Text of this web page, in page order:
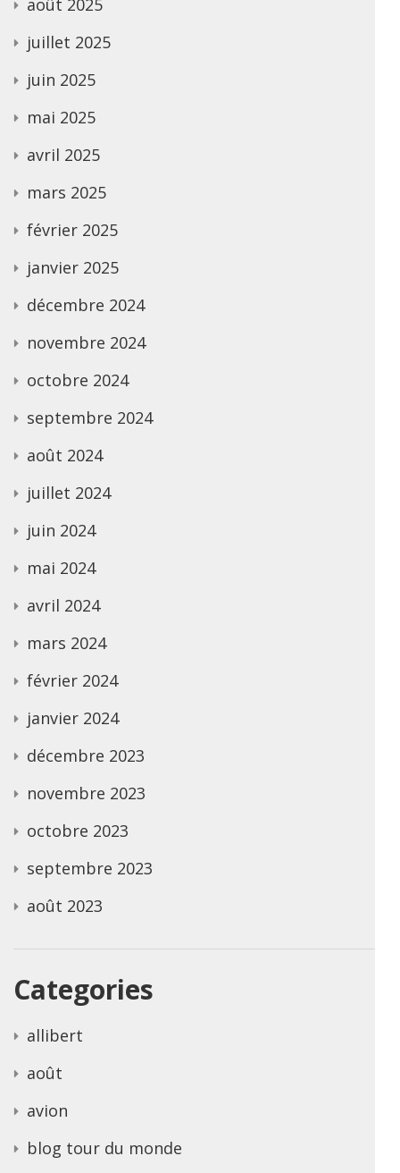
juillet 2025
juin 2025
mai 2025
avril 2025
mars 2025
février 2025
janvier 2025
décembre 2024
novembre 2024
octobre 2024
septembre 2024
août 2024
juillet 2024
juin 2024
mai 2024
avril 2024
mars 2024
février 2024
janvier 2024
décembre 2023
novembre 2023
octobre 2023
septembre 2023
août 2023
Categories
allibert
août
avion
blog tour du monde